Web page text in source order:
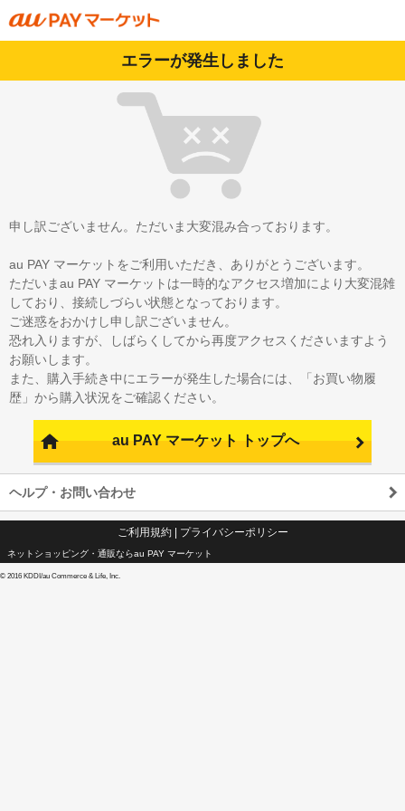
エラーが発生しました
申し訳ございません。ただいま大変混み合っております。
au PAY マーケットをご利用いただき、ありがとうございます。
ただいまau PAY マーケットは一時的なアクセス増加により大変混雑
しており、接続しづらい状態となっております。
ご迷惑をおかけし申し訳ございません。
恐れ入りますが、しばらくしてから再度アクセスくださいますよう
お願いします。
また、購入手続き中にエラーが発生した場合には、「お買い物履
歴」から購入状況をご確認ください。
au PAY マーケット トップへ
ヘルプ・お問い合わせ
ご利用規約| プライバシーポリシー
ネットショッピング・通販ならau PAY マーケット
© 2016 KDDI/au Commerce & Life, Inc.